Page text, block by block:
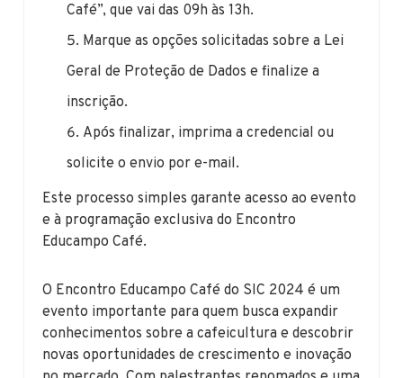
Café”, que vai das 09h às 13h.
Marque as opções solicitadas sobre a Lei
Geral de Proteção de Dados e finalize a
inscrição.
Após finalizar, imprima a credencial ou
solicite o envio por e-mail.
Este processo simples garante acesso ao evento
e à programação exclusiva do Encontro
Educampo Café.
O Encontro Educampo Café do SIC 2024 é um
evento importante para quem busca expandir
conhecimentos sobre a cafeicultura e descobrir
novas oportunidades de crescimento e inovação